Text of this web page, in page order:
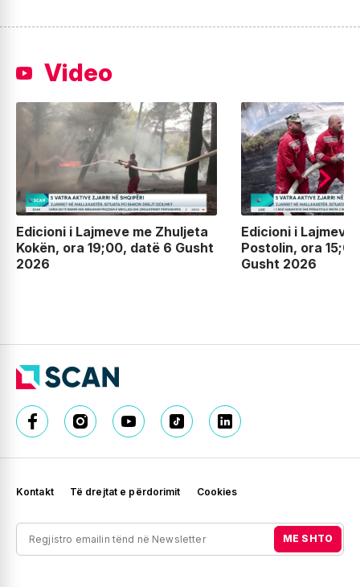
Video
Edicioni i Lajmeve me Zhuljeta
Kokën, ora 19;00, datë 6 Gusht
2026
Edicioni i Lajmeve
Postolin, ora
Gusht 2026
Kontakt Të drejtat e përdorimit Cookies
ME SHTO